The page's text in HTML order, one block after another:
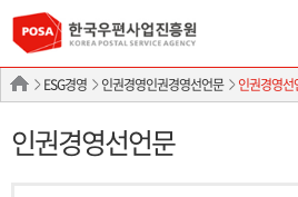
ESG경영 인권경영인권경영선언문 인권경영선
인권경영선언문